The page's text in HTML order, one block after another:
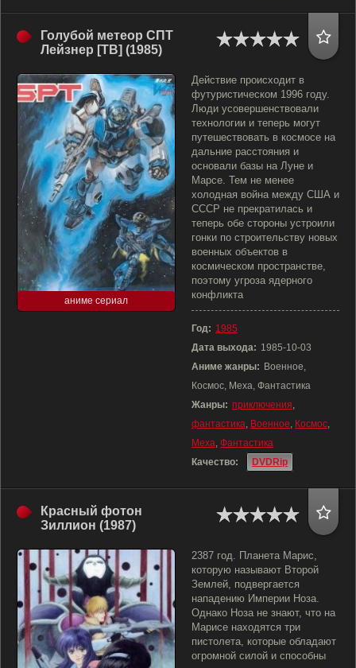
Голубой метеор СПТ
Лейзнер [ТВ] (1985)
аниме сериал
Действие происходит в
футуристическом 1996 году.
Люди усовершенствовали
технологии и теперь могут
путешествовать в космосе на
дальние расстояния и
основали базы на Луне и
Марсе. Тем не менее
холодная война между США и
СССР не прекратилась и
теперь обе стороны устроили
гонки по строительству новых
военных объектов в
космическом пространстве,
поэтому угроза ядерного
конфликта
Год: 1985
Дата выхода: 1985-10-03
Аниме жанры: Военное,
Космос, Меха, Фантастика
Жанры: приключения,
фантастика, Военное, Космос,
Меха, Фантастика
Качество:
DVDRip
Красный фотон
Зиллион (1987)
2387 год. Планета Марис,
которую называют Второй
Землей, подвергается
нападению Империи Ноза.
Однако Ноза не знают, что на
Марисе находятся три
пистолета, которые обладают
огромной силой и способны